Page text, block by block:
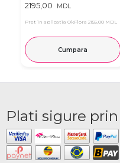
2195,00 MDL
Pret in aplicatia OkFlora 2155,00 MDL
Cumpara
Plati sigure prin